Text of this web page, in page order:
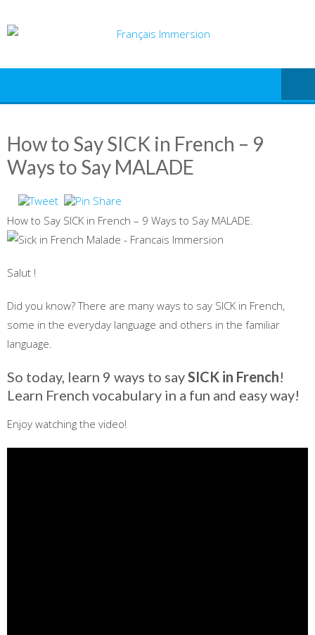
to
How to Say SICK in French – 9
Ways to Say MALADE
How to Say SICK in French – 9 Ways to Say MALADE.
Salut !
Did you know? There are many ways to say SICK in French,
some in the everyday language and others in the familiar
language.
So today, learn 9 ways to saySICK in French!
Learn French vocabulary in a fun and easy way!
Enjoy watching the video!